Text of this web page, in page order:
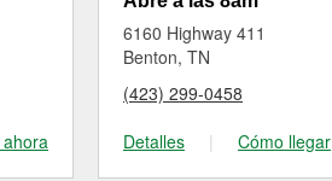
6160 Highway 411
Benton, TN
(423) 299-0458
Detalles
| Cómo llegar